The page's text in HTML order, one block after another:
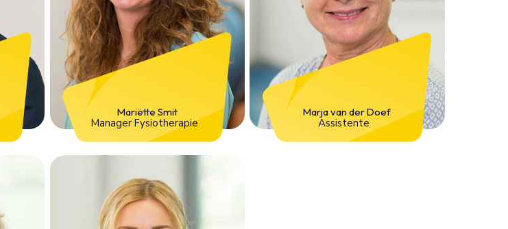
Mariëtte Smit
Manager Fysiotherapie
Marja van der Doef
Assistente